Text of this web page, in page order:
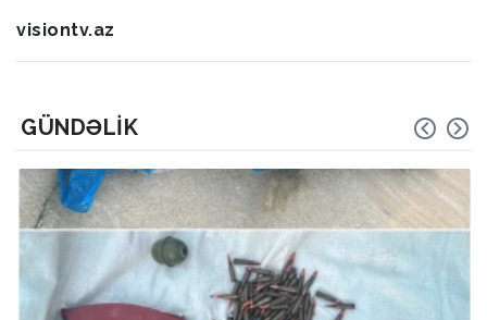
visiontv.az
GÜNDƏLIK